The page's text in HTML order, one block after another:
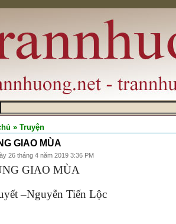
» Truyện
GIAO MÙA
26 tháng 4 năm 2019 3:36 PM
GIAO MÙA
–Nguyễn Tiến Lộc